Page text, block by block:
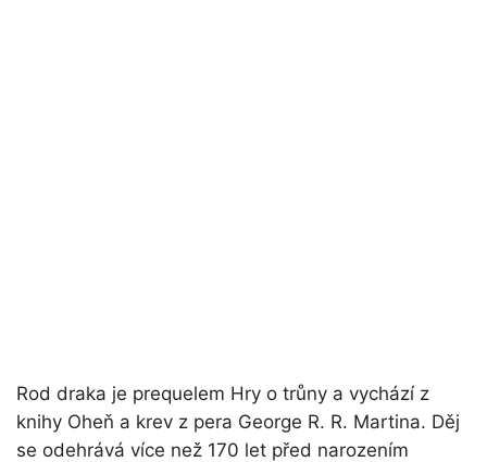
Rod draka je prequelem Hry o trůny a vychází z
knihy Oheň a krev z pera George R. R. Martina. Děj
se odehrává více než 170 let před narozením